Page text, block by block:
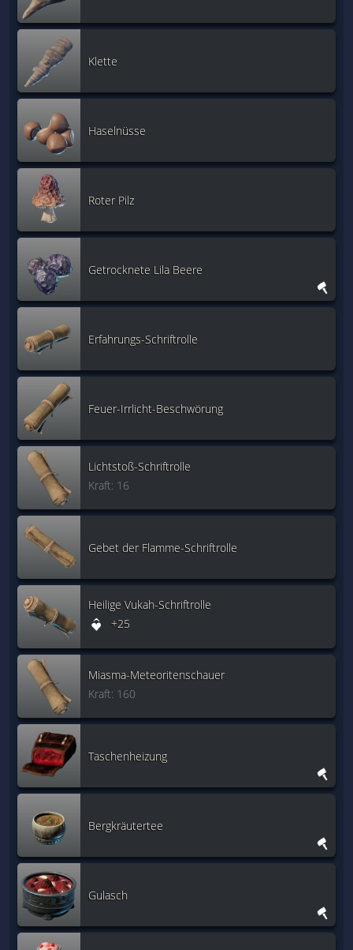
Klette
Haselnüsse
Roter Pilz
Getrocknete Lila Beere
Erfahrungs-Schriftrolle
Feuer-Irrlicht-Beschwörung
Lichtstoß-Schriftrolle
Kraft: 16
Gebet der Flamme-Schriftrolle
Heilige Vukah-Schriftrolle
+25
Miasma-Meteoritenschauer
Kraft: 160
Taschenheizung
Bergkräutertee
Gulasch